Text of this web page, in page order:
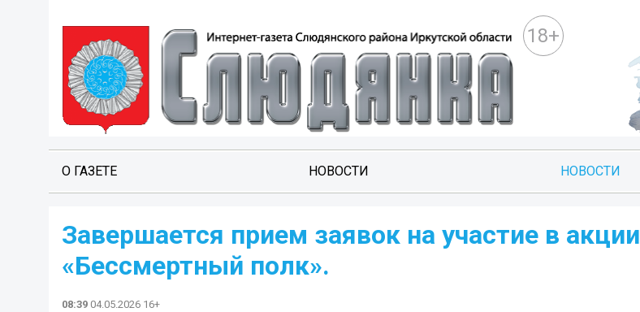
18+
О ГАЗЕТЕ НОВОСТИ НОВОСТИ
Завершается прием заявок на участие в акции
«Бессмертный полк».
08:39 04.05.2026 16+